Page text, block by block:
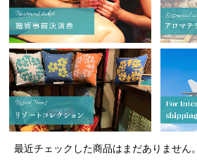
最近チェックした商品はまだありません。